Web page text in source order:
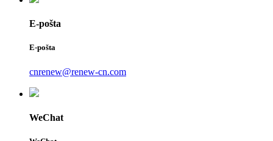
E-pošta
E-pošta
cnrenew@renew-cn.com
WeChat